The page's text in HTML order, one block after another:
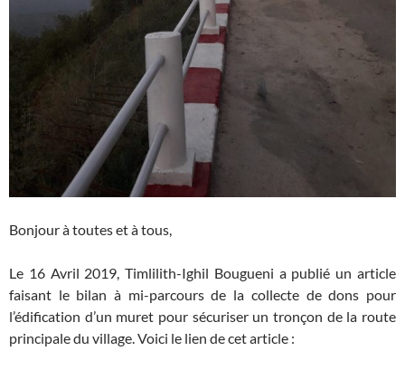
Bonjour à toutes et à tous,
Le 16 Avril 2019, Timlilith-Ighil Bougueni a publié un article
faisant le bilan à mi-parcours de la collecte de dons pour
l’édification d’un muret pour sécuriser un tronçon de la route
principale du village. Voici le lien de cet article :